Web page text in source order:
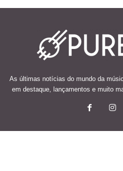
As últimas notícias do mundo da
em destaque, lançamentos e muito